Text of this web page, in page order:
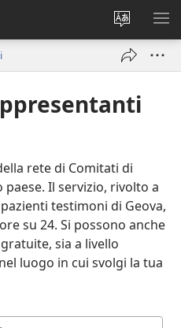
la
lingua
sito
rete di Comitati di
Il servizio, rivolto a
testimoni di Geova,
su 24. Si possono anche
sia a livello
luogo in cui svolgi la tua